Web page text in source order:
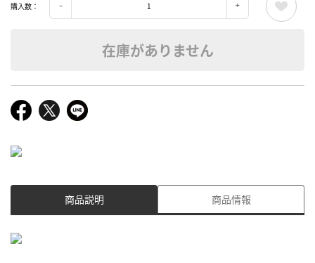
購入数：
在庫がありません
商品説明 商品情報